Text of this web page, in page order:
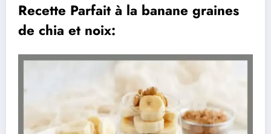
Recette Parfait à la banane graines
de chia et noix: